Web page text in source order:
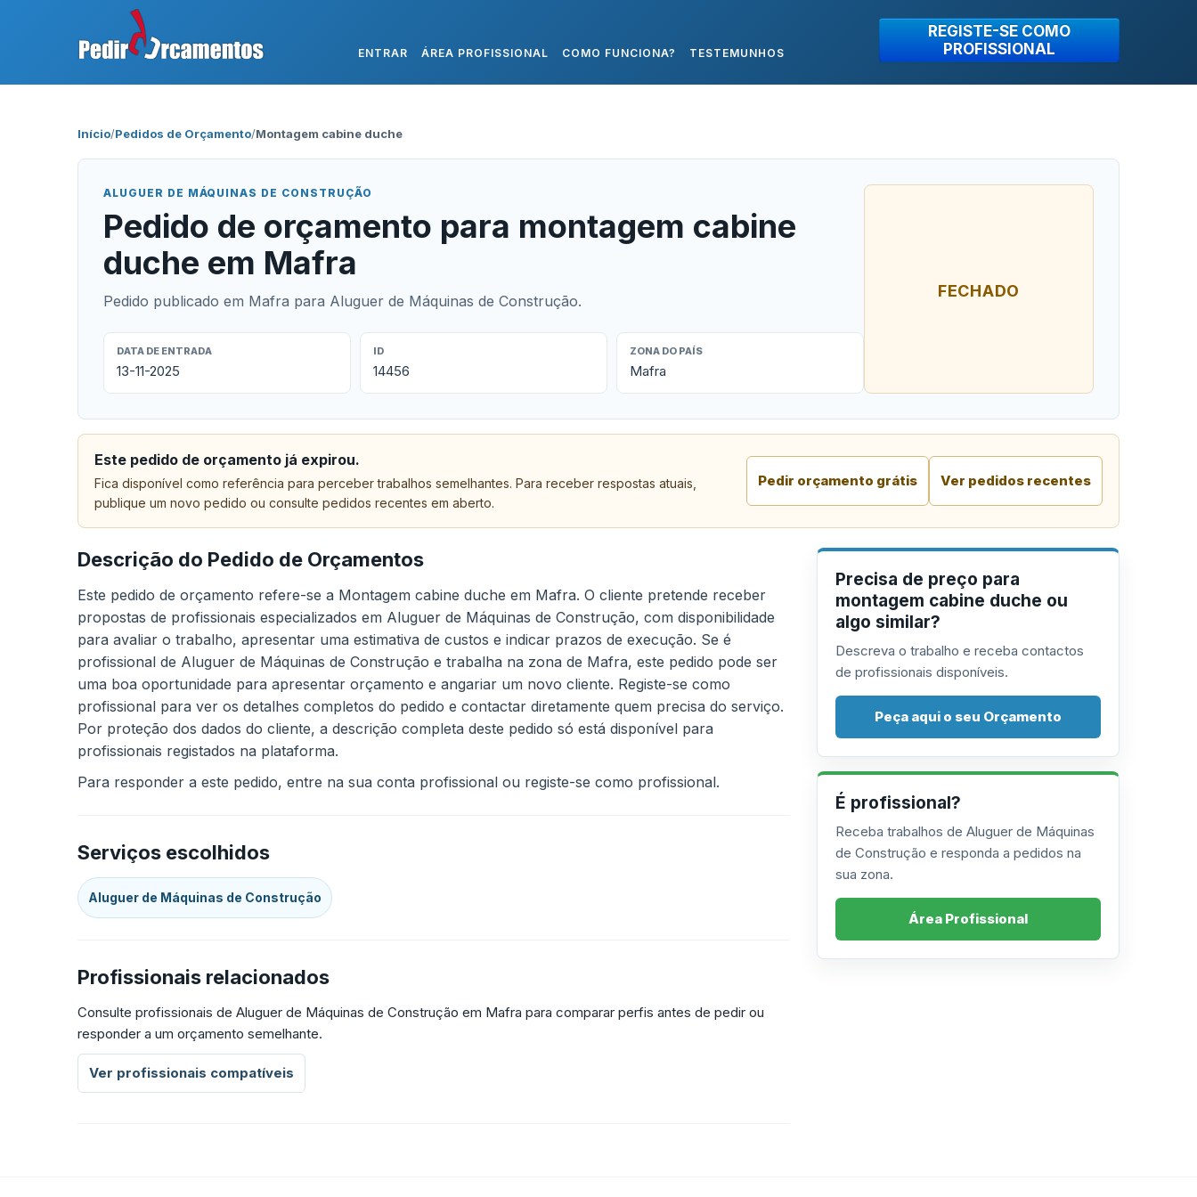
ENTRAR ÁREA PROFISSIONAL COMO FUNCIONA? TESTEMUNHOS
REGISTE-SE COMO
PROFISSIONAL
Início/Pedidos de Orçamento/Montagem cabine duche
ALUGUER DE MÁQUINAS DE CONSTRUÇÃO
Pedido de orçamento para montagem cabine
duche em Mafra
Pedido publicado em Mafra para Aluguer de Máquinas de Construção.
DATA DE ENTRADA
13-11-2025
ID
14456
ZONA DO PAÍS
Mafra
FECHADO
Este pedido de orçamento já expirou.
Fica disponível como referência para perceber trabalhos semelhantes. Para receber respostas atuais,
publique um novo pedido ou consulte pedidos recentes em aberto.
Pedir orçamento grátis Ver pedidos recentes
Descrição do Pedido de Orçamentos
Este pedido de orçamento refere-se a Montagem cabine duche em Mafra. O cliente pretende receber
propostas de profissionais especializados em Aluguer de Máquinas de Construção, com disponibilidade
para avaliar o trabalho, apresentar uma estimativa de custos e indicar prazos de execução. Se é
profissional de Aluguer de Máquinas de Construção e trabalha na zona de Mafra, este pedido pode ser
uma boa oportunidade para apresentar orçamento e angariar um novo cliente. Registe-se como
profissional para ver os detalhes completos do pedido e contactar diretamente quem precisa do serviço.
Por proteção dos dados do cliente, a descrição completa deste pedido só está disponível para
profissionais registados na plataforma.
Para responder a este pedido, entre na sua conta profissional ou registe-se como profissional.
Serviços escolhidos
Aluguer de Máquinas de Construção
Profissionais relacionados
Consulte profissionais de Aluguer de Máquinas de Construção em Mafra para comparar perfis antes de pedir ou
responder a um orçamento semelhante.
Ver profissionais compatíveis
Precisa de preço para
montagem cabine duche ou
algo similar?
Descreva o trabalho e receba contactos
de profissionais disponíveis.
Peça aqui o seu Orçamento
É profissional?
Receba trabalhos de Aluguer de Máquinas
de Construção e responda a pedidos na
sua zona.
Área Profissional